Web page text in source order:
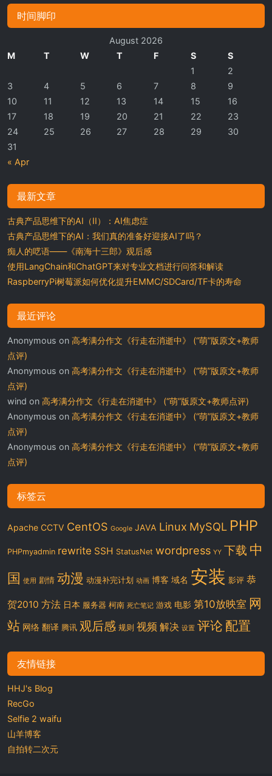
时间脚印
August 2026
M
T W T F S S
« Apr
1
2
3
4 5 6 7 8
9
10
11 12 13 14 15
16
17
18 19 20 21 22
23
24
25 26 27 28 29
30
31
最新文章
古典产品思维下的AI（II）：AI焦虑症
古典产品思维下的AI：我们真的准备好迎接AI了吗？
痴人的呓语——《南海十三郎》观后感
使用LangChain和ChatGPT来对专业文档进行问答和解读
RaspberryPi树莓派如何优化提升EMMC/SDCard/TF卡的寿命
最近评论
Anonymous on 高考满分作文《行走在消逝中》 (“萌”版原文+教师
点评)
Anonymous on 高考满分作文《行走在消逝中》 (“萌”版原文+教师
点评)
wind on 高考满分作文《行走在消逝中》 (“萌”版原文+教师点评)
Anonymous on 高考满分作文《行走在消逝中》 (“萌”版原文+教师
点评)
Anonymous on 高考满分作文《行走在消逝中》 (“萌”版原文+教师
点评)
标签云
Apache CCTV CentOS Google JAVA Linux MySQL PHP
PHPmyadmin rewrite SSH StatusNet wordpress YY 下载 中
国 使用 剧情 动漫 动漫补完计划 动画 博客 域名 安装 影评 恭
贺2010 方法 日本 服务器 柯南 死亡笔记 游戏 电影 第10放映室 网
站 网络 翻译 腾讯 观后感 规则 视频 解决 设置 评论 配置
友情链接
HHJ's Blog
RecGo
Selfie 2 waifu
山羊博客
自拍转二次元